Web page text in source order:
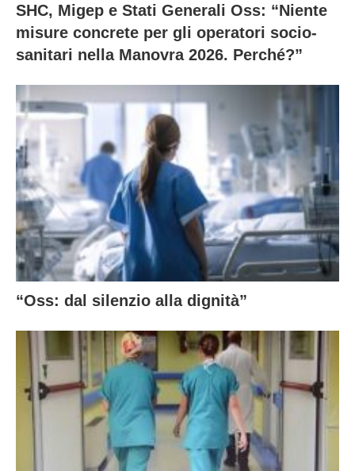
SHC, Migep e Stati Generali Oss: “Niente
misure concrete per gli operatori socio-
sanitari nella Manovra 2026. Perché?”
“Oss: dal silenzio alla dignità”